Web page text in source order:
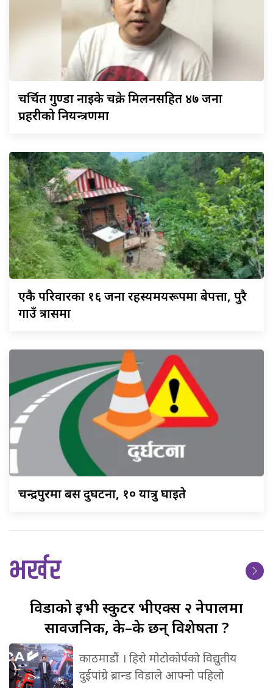
चर्चितगुण्डा नाइके चक्रे मिलनसहित ४७ जना
प्रहरीको नियन्त्रणमा
एकैपरिवारका १६ जना रहस्यमयरूपमा बेपत्ता, पुरै
गाउँ त्रासमा
चन्द्रपुरमाबस दुर्घटना, १० यात्रु घाइते
भर्खर
विडाकोईभी स्कुटर भीएक्स २ नेपालमा
सार्वजनिक, के–के छन् विशेषता ?
काठमाडौं । हिरो मोटोकोर्पको विद्युतीय
दुईपांग्रे ब्रान्ड विडाले आफ्नो पहिलो